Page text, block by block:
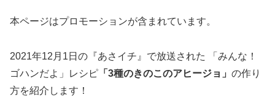
本ページはプロモーションが含まれています。
2021年12月1日の『あさイチ』で放送された 「みんな！
ゴハンだよ」レシピ 「3種のきのこのアヒージョ」 の作り
方を紹介します！